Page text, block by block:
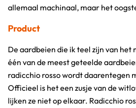
allemaal machinaal, maar het
Product
De aardbeien die ik teel zijn van het
één van de meest geteelde
radicchio rosso wordt daarentegen
Officieel is het een zusje van de
lijken ze niet op elkaar. Radicchio